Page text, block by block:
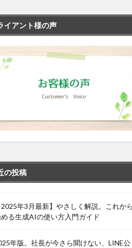
イアント様の声
の投稿
2025年3月最新】やさしく解説。これから
る生成AIの使い方入門ガイド
年版。社長が今さら聞けない、LINE公